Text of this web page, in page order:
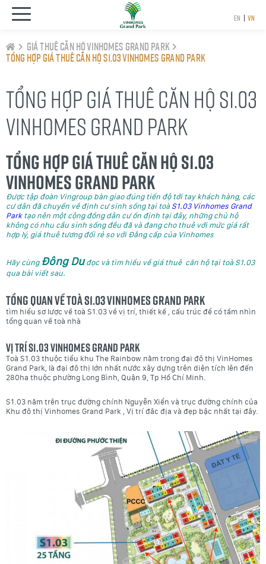
EN | VN
Giá thuê căn hộ Vinhomes Grand Park
Tổng hợp giá thuê căn hộ S1.03 Vinhomes Grand Park
TỔNG HỢP GIÁ THUÊ CĂN HỘ S1.03
VINHOMES GRAND PARK
Tổng hợp giá thuê căn hộ S1.03
Vinhomes Grand Park
Được tập đoàn Vingroup bàn giao đúng tiến độ tới tay khách hàng, các
cư dân đã chuyển về định cư sinh sống tại toà S1.03 Vinhomes Grand
Parktạo nên một cộng đồng dân cư ổn định tại đây, những chủ hộ
không có nhu cầu sinh sống đều đã và đang cho thuê với mức giá rất
hợp lý, giá thuê tương đối rẻ so với Đẳng cấp của Vinhomes
Hãy cùng Đông Duđọc và tìm hiểu về giá thuê căn hộ tại toà S1.03
qua bài viết sau.
Tổng quan về toà S1.03 Vinhomes Grand Park
tìm hiểu sơ lược về toà S1.03 về vị trí, thiết kế , cấu trúc để có tầm nhìn
tổng quan về toà nhà
Vị trí S1.03 Vinhomes Grand Park
Toà S1.03 thuộc tiểu khu The Rainbow nằm trong đại đô thị VinHomes
Grand Park, là đại đô thị lớn nhất nước xây dựng trên diện tích lên đến
280ha thuộc phường Long Bình, Quận 9, Tp Hồ Chí Minh.
S1.03 nằm trên trục đường chính Nguyễn Xiển và trục đường chính của
Khu đô thị Vinhomes Grand Park , Vị trí đắc địa và đẹp bậc nhất tại đây.